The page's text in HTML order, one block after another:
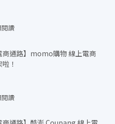
讀
商通路】momo購物 線上電商
啦！
讀